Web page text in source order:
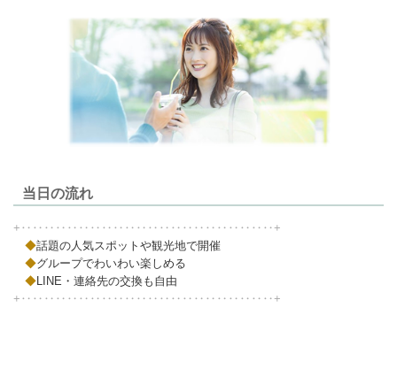
当日の流れ
+‥‥‥‥‥‥‥‥‥‥‥‥‥‥‥‥‥‥‥‥‥‥+
◆話題の人気スポットや観光地で開催
◆グループでわいわい楽しめる
◆LINE・連絡先の交換も自由
+‥‥‥‥‥‥‥‥‥‥‥‥‥‥‥‥‥‥‥‥‥‥+